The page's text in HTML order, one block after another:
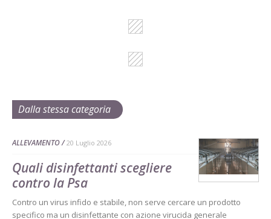
Dalla stessa categoria
ALLEVAMENTO 20 Luglio 2026
Quali disinfettanti scegliere
contro la Psa
Contro un virus infido e stabile, non serve cercare un prodotto
specifico ma un disinfettante con azione virucida generale